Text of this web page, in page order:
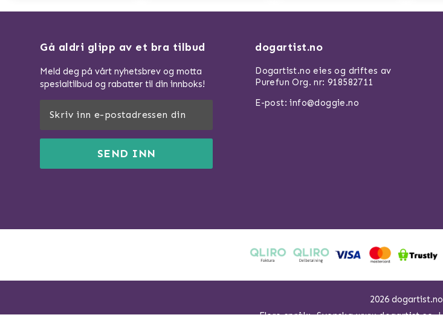
Gå aldri glipp av et bra tilbud
Meld deg på vårt nyhetsbrev og motta
spesialtilbud og rabatter til din innboks!
SEND INN
dogartist.no
Dogartist.no eies og driftes av
Purefun Org. nr: 918582711
E-post: info@doggie.no
2026 dogartist.no
Flere språk: Svenska www.dogartist.se